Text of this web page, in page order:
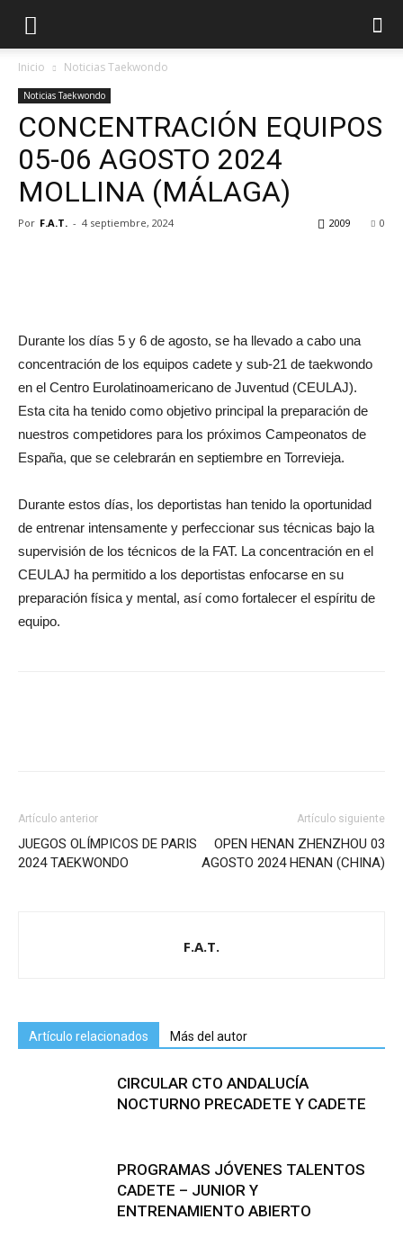
Inicio Noticias Taekwondo
Noticias Taekwondo
CONCENTRACIÓN EQUIPOS
05-06 AGOSTO 2024
MOLLINA (MÁLAGA)
Por F.A.T. - 4 septiembre, 2024 0
2009
Durante los días 5 y 6 de agosto, se ha llevado a cabo una
concentración de los equipos cadete y sub-21 de taekwondo
en el Centro Eurolatinoamericano de Juventud (CEULAJ).
Esta cita ha tenido como objetivo principal la preparación de
nuestros competidores para los próximos Campeonatos de
España, que se celebrarán en septiembre en Torrevieja.
Durante estos días, los deportistas han tenido la oportunidad
de entrenar intensamente y perfeccionar sus técnicas bajo la
supervisión de los técnicos de la FAT. La concentración en el
CEULAJ ha permitido a los deportistas enfocarse en su
preparación física y mental, así como fortalecer el espíritu de
equipo.
Artículo anterior
JUEGOS OLÍMPICOS DE PARIS
2024 TAEKWONDO
Artículo siguiente
OPEN HENAN ZHENZHOU 03
AGOSTO 2024 HENAN (CHINA)
F.A.T.
Artículo relacionados Más del autor
CIRCULAR CTO ANDALUCÍA
NOCTURNO PRECADETE Y CADETE
PROGRAMAS JÓVENES TALENTOS
CADETE – JUNIOR Y
ENTRENAMIENTO ABIERTO